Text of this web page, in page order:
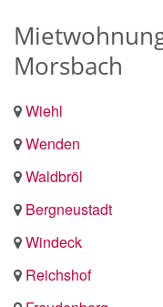
Morsbach
Wiehl
Wenden
Waldbröl
Bergneustadt
Windeck
Reichshof